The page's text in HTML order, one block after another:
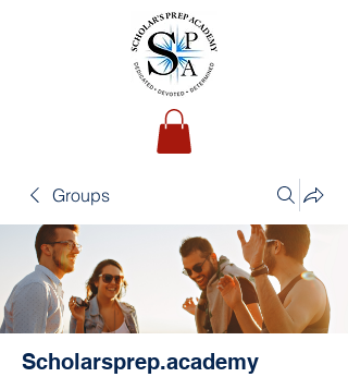
Groups
Scholarsprep.academy